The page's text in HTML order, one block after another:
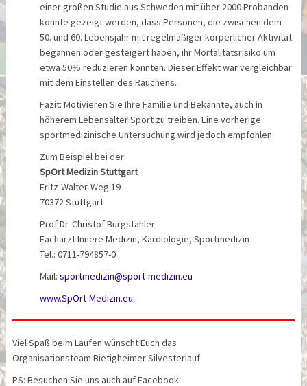
einer großen Studie aus Schweden mit über 2000 Probanden
konnte gezeigt werden, dass Personen, die zwischen dem
50. und 60. Lebensjahr mit regelmäßiger körperlicher Aktivität
begannen oder gesteigert haben, ihr Mortalitätsrisiko um
etwa 50% reduzieren konnten. Dieser Effekt war vergleichbar
mit dem Einstellen des Rauchens.
Fazit: Motivieren Sie Ihre Familie und Bekannte, auch in
höherem Lebensalter Sport zu treiben. Eine vorherige
sportmedizinische Untersuchung wird jedoch empfohlen.
Zum Beispiel bei der:
SpOrt Medizin Stuttgart
Fritz-Walter-Weg 19
70372 Stuttgart
Prof Dr. Christof Burgstahler
Facharzt Innere Medizin, Kardiologie, Sportmedizin
Tel.: 0711-794857-0
Mail:sportmedizin@sport-medizin.eu
www.SpOrt-Medizin.eu
Viel Spaß beim Laufen wünscht Euch das
Organisationsteam Bietigheimer Silvesterlauf
PS: Besuchen Sie uns auch auf Facebook: